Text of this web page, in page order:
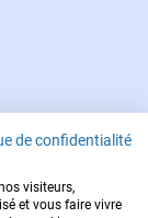
de confidentialité
visiteurs,
et vous faire vivre